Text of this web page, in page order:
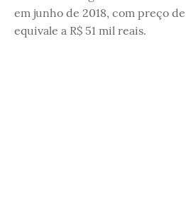
em junho de 2018, com preço
equivale a R$ 51 mil reais.